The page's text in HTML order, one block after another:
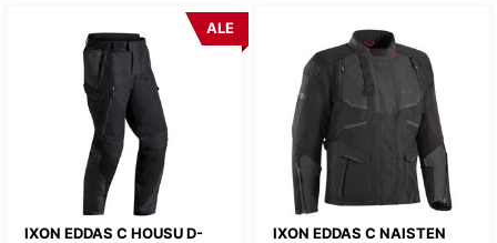
IXON EDDAS C HOUSU D-
ALE
IXON EDDAS C NAISTEN